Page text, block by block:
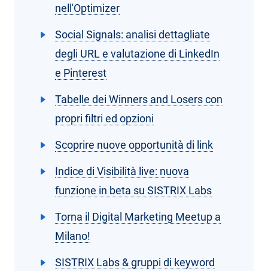
nell'Optimizer
Social Signals: analisi dettagliate
degli URL e valutazione di LinkedIn
e Pinterest
Tabelle dei Winners and Losers con
propri filtri ed opzioni
Scoprire nuove opportunità di link
Indice di Visibilità live: nuova
funzione in beta su SISTRIX Labs
Torna il Digital Marketing Meetup a
Milano!
SISTRIX Labs & gruppi di keyword